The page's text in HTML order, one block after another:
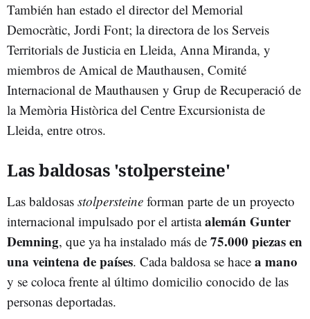
También han estado el director del Memorial
Democràtic, Jordi Font; la directora de los Serveis
Territorials de Justicia en Lleida, Anna Miranda, y
miembros de Amical de Mauthausen, Comité
Internacional de Mauthausen y Grup de Recuperació de
la Memòria Històrica del Centre Excursionista de
Lleida, entre otros.
Las baldosas 'stolpersteine'
Las baldosas stolpersteine forman parte de un proyecto
internacional impulsado por el artistaalemán Gunter
Demning, que ya ha instalado más de 75.000 piezas en
una veintena de países. Cada baldosa se hace a mano
y se coloca frente al último domicilio conocido de las
personas deportadas.